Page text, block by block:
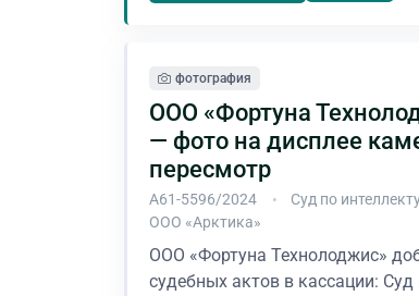
фотография
ООО «Фортуна
— фото на дисплее
пересмотр
А61-5596/2024 Суд по
ООО «Арктика»
ООО «Фортуна Технолоджис»
судебных актов в кассации: